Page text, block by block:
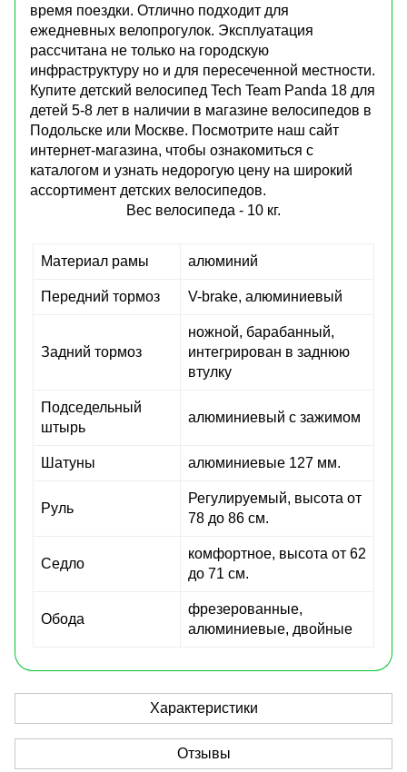
время поездки. Отлично подходит для
ежедневных велопрогулок. Эксплуатация
рассчитана не только на городскую
инфраструктуру но и для пересеченной местности.
Купите детский велосипед Tech Team Panda 18 для
детей 5-8 лет в наличии в магазине велосипедов в
Подольске или Москве. Посмотрите наш сайт
интернет-магазина, чтобы ознакомиться с
каталогом и узнать недорогую цену на широкий
ассортимент детских велосипедов.
Вес велосипеда - 10 кг.
Материал рамы алюминий
Передний тормоз V-brake, алюминиевый
Задний тормоз
ножной, барабанный,
интегрирован в заднюю
втулку
Подседельный
штырь
алюминиевый с зажимом
Шатуны алюминиевые 127 мм.
Руль
Регулируемый, высота от
78 до 86 см.
Седло
комфортное, высота от 62
до 71 см.
Обода
фрезерованные,
алюминиевые, двойные
Характеристики
Отзывы